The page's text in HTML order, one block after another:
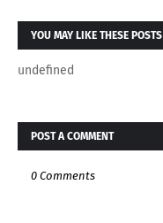
YOU MAY LIKE THESE POSTS
undefined
POST A COMMENT
0 Comments